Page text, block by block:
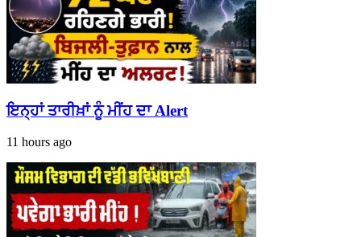
ਇਨ੍ਹਾਂ ਤਾਰੀਖ਼ਾਂ ਨੂੰ ਮੀਂਹ ਦਾ Alert
11 hours ago